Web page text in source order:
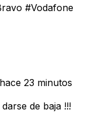
#Vodafone
hace 23 minutos
de baja !!!